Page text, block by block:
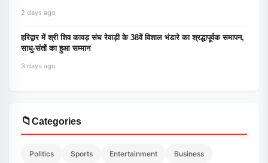
2 days ago
हरिद्वार में श्री शिव कावड़ संघ रेवाड़ी के 38वें विशाल भंडारे का श्रद्धापूर्वक समापन,
साधु-संतों का हुआ सम्मान
3 days ago
📁Categories
Politics Sports Entertainment Business